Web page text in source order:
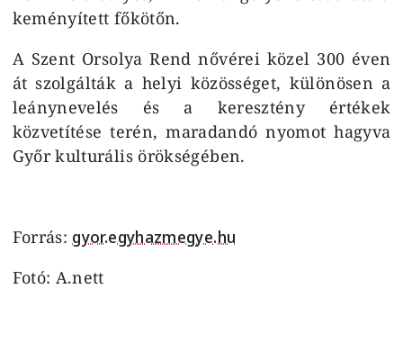
keményített főkötőn.
A Szent Orsolya Rend nővérei közel 300 éven
át szolgálták a helyi közösséget, különösen a
leánynevelés és a keresztény értékek
közvetítése terén, maradandó nyomot hagyva
Győr kulturális örökségében.
Forrás: gyor.egyhazmegye.hu
Fotó: A.nett